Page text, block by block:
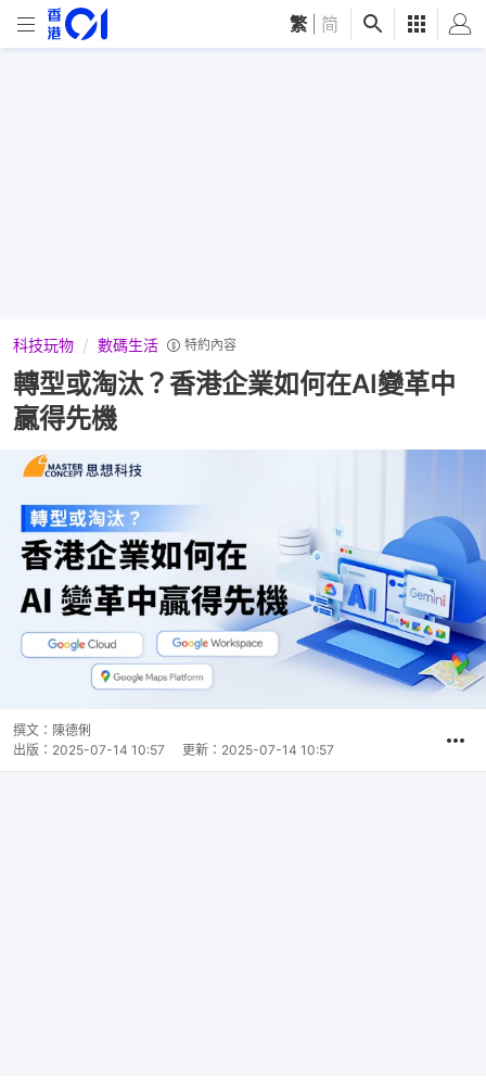
繁 简
科技玩物 數碼生活 特約內容
轉型或淘汰？香港企業如何在AI變革中
贏得先機
撰文： 陳德俐
出版： 2025-07-14 10:57 更新： 2025-07-14 10:57